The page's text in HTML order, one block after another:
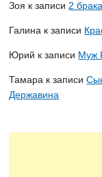
Зоя к записи2
Галина к записи
Юрий к записи Муж
Тамара к записи
Державина